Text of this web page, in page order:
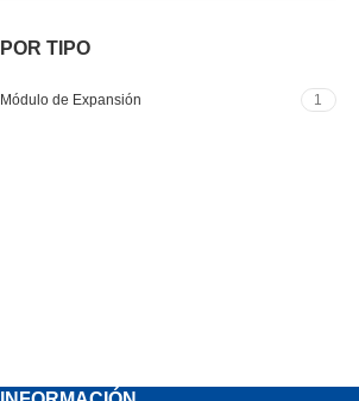
POR TIPO
Módulo de Expansión 1